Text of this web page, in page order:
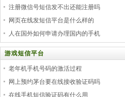
注册微信号短信发不出还能注册吗
网页在线发短信平台是什么样的
人在国外如何申请办理国内的手机
游戏短信平台
老年机手机号码的激活过程
网上预约茅台要在线接收验证码吗
在线手机短信验证码有什么用